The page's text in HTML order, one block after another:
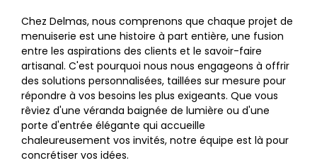
Chez Delmas, nous comprenons que chaque projet de
menuiserie est une histoire à part entière, une fusion
entre les aspirations des clients et le savoir-faire
artisanal. C'est pourquoi nous nous engageons à offrir
des solutions personnalisées, taillées sur mesure pour
répondre à vos besoins les plus exigeants. Que vous
rêviez d'une véranda baignée de lumière ou d'une
porte d'entrée élégante qui accueille
chaleureusement vos invités, notre équipe est là pour
concrétiser vos idées.